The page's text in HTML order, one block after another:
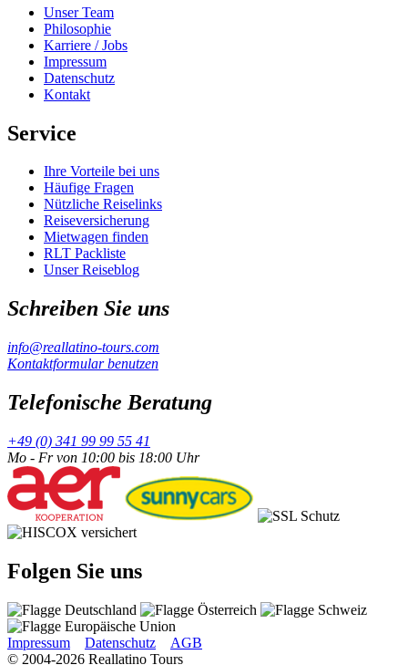
Unser Team
Philosophie
Karriere / Jobs
Impressum
Datenschutz
Kontakt
Service
Ihre Vorteile bei uns
Häufige Fragen
Nützliche Reiselinks
Reiseversicherung
Mietwagen finden
RLT Packliste
Unser Reiseblog
Schreiben Sie uns
info@reallatino-tours.com
Kontaktformular benutzen
Telefonische Beratung
+49 (0) 341 99 99 55 41
Mo - Fr von 10:00 bis 18:00 Uhr
Folgen Sie uns
Impressum Datenschutz
AGB
© 2004-2026 Reallatino Tours